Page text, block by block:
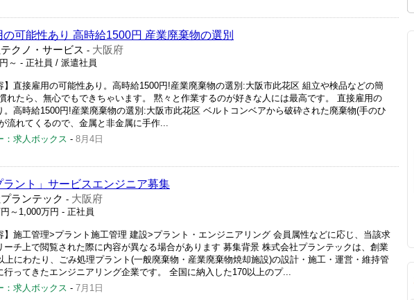
の可能性あり 高時給1500円 産業廃棄物の選別
クノ・サービス - 大阪府
～ - 正社員 / 派遣社員
】直接雇用の可能性あり。高時給1500円!産業廃棄物の選別:大阪市此花区 組立や検品などの簡
れたら、無心でもできちゃいます。 黙々と作業するのが好きな人には最高です。 直接雇用の
。高時給1500円!産業廃棄物の選別:大阪市此花区 ベルトコンベアから破砕された廃棄物(手のひ
流れてくるので、金属と非金属に手作...
：求人ボックス - 8月4日
ラント」サービスエンジニア募集
ランテック - 大阪府
～1,000万円 - 正社員
】施工管理>プラント施工管理 建設>プラント・エンジニアリング 会員属性などに応じ、当該求
ーチ上で閲覧された際に内容が異なる場合があります 募集背景 株式会社プランテックは、創業
上にわたり、ごみ処理プラント(一般廃棄物・産業廃棄物焼却施設)の設計・施工・運営・維持管
行ってきたエンジニアリング企業です。 全国に納入した170以上のプ...
：求人ボックス - 7月1日